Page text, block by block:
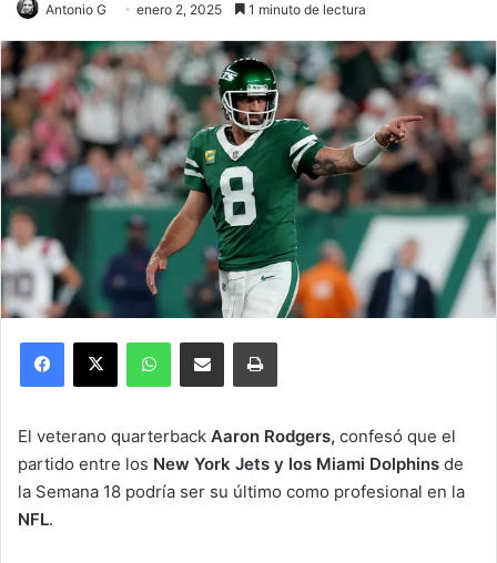
Antonio G enero 2, 2025 1 minuto de lectura
Facebook
X WhatsAppCompartir por correo electrónicoImprimir
El veterano quarterback Aaron Rodgers, confesó que el
partido entre los New York Jets y los Miami Dolphins de
la Semana 18 podría ser su último como profesional en la
NFL.